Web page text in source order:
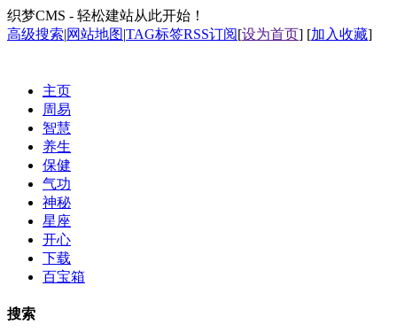
织梦CMS - 轻松建站从此开始！
高级搜索|网站地图|TAG标签RSS订阅[设为首页] [加入收藏]
主页
周易
智慧
养生
保健
气功
神秘
星座
开心
下载
百宝箱
搜索